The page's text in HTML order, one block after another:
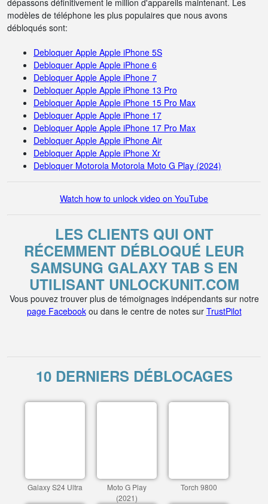
dépassons définitivement le million d'appareils maintenant. Les
modèles de téléphone les plus populaires que nous avons
débloqués sont:
Debloquer Apple Apple iPhone 5S
Debloquer Apple Apple iPhone 6
Debloquer Apple Apple iPhone 7
Debloquer Apple Apple iPhone 13 Pro
Debloquer Apple Apple iPhone 15 Pro Max
Debloquer Apple Apple iPhone 17
Debloquer Apple Apple iPhone 17 Pro Max
Debloquer Apple Apple iPhone Air
Debloquer Apple Apple iPhone Xr
Debloquer Motorola Motorola Moto G Play (2024)
Watch how to unlock video on YouTube
LES CLIENTS QUI ONT
RÉCEMMENT DÉBLOQUÉ LEUR
SAMSUNG GALAXY TAB S EN
UTILISANT UNLOCKUNIT.COM
Vous pouvez trouver plus de témoignages indépendants sur notre
page Facebookou dans le centre de notes sur TrustPilot
10 DERNIERS DÉBLOCAGES
Galaxy S24 Ultra
Moto G Play
(2021)
Torch 9800